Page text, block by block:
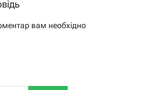
вам необхідно